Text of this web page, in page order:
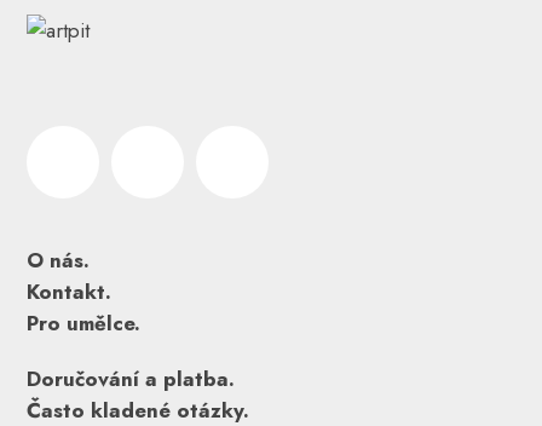
O nás.
Kontakt.
Pro umělce.
Doručování a platba.
Často kladené otázky.